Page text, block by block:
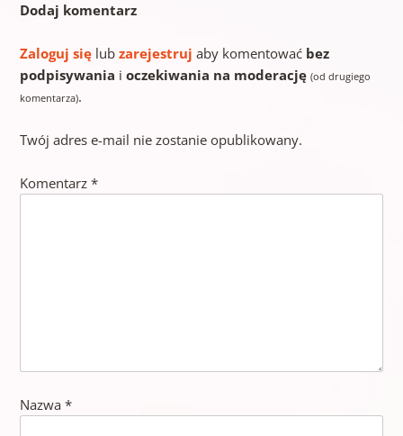
Dodaj komentarz
Zaloguj sięlub zarejestruj aby komentować bez
podpisywania i oczekiwania na moderację (od drugiego
komentarza).
Twój adres e-mail nie zostanie opublikowany.
Komentarz *
Nazwa *